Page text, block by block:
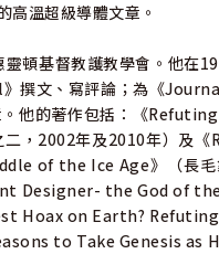
溫超級導體文章。
靈頓基督教護教學會。他
文、寫評論；為《
他的著作包括：《
，2002年及2010年）及
of the Ice Age》（長
the God of the
Hoax on Earth?
to Take Genesis as